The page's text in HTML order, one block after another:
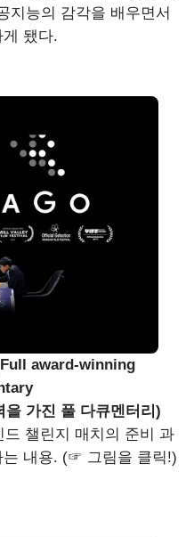
지능의 감각을 배우면서
됐다.
award-winning
가진 풀 다큐멘터리)
챌린지 매치의 준비 과
는 내용. (☞ 그림을 클릭!)